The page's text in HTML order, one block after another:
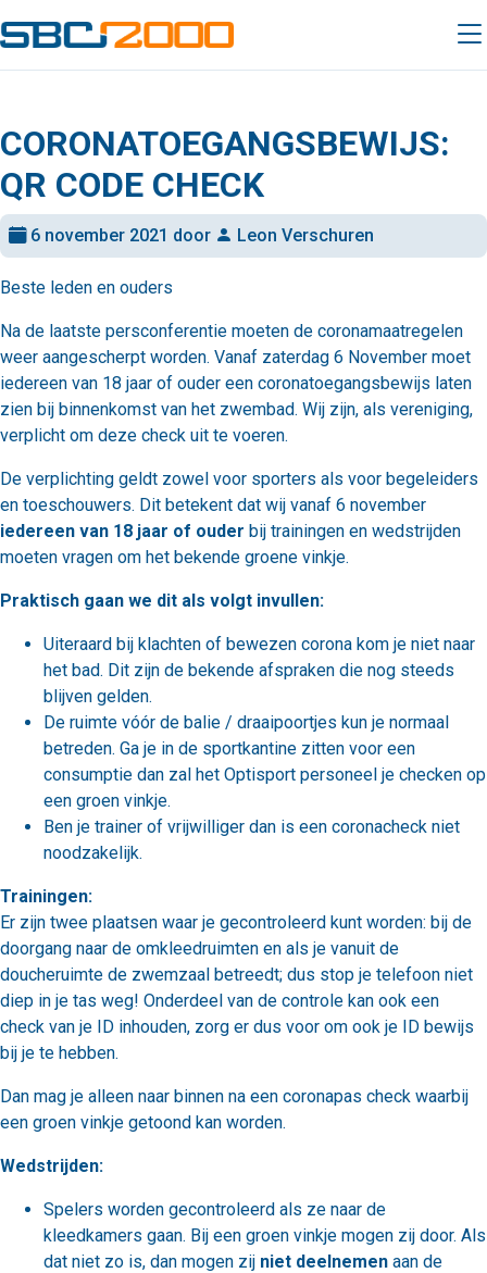
CORONATOEGANGSBEWIJS:
QR CODE CHECK
6 november 2021 door Leon Verschuren
Beste leden en ouders
Na de laatste persconferentie moeten de coronamaatregelen
weer aangescherpt worden. Vanaf zaterdag 6 November moet
iedereen van 18 jaar of ouder een coronatoegangsbewijs laten
zien bij binnenkomst van het zwembad. Wij zijn, als vereniging,
verplicht om deze check uit te voeren.
De verplichting geldt zowel voor sporters als voor begeleiders
en toeschouwers. Dit betekent dat wij vanaf 6 november
iedereen van 18 jaar of ouder bij trainingen en wedstrijden
moeten vragen om het bekende groene vinkje.
Praktisch gaan we dit als volgt invullen:
Uiteraard bij klachten of bewezen corona kom je niet naar
het bad. Dit zijn de bekende afspraken die nog steeds
blijven gelden.
De ruimte vóór de balie / draaipoortjes kun je normaal
betreden. Ga je in de sportkantine zitten voor een
consumptie dan zal het Optisport personeel je checken op
een groen vinkje.
Ben je trainer of vrijwilliger dan is een coronacheck niet
noodzakelijk.
Trainingen:
Er zijn twee plaatsen waar je gecontroleerd kunt worden: bij de
doorgang naar de omkleedruimten en als je vanuit de
doucheruimte de zwemzaal betreedt; dus stop je telefoon niet
diep in je tas weg! Onderdeel van de controle kan ook een
check van je ID inhouden, zorg er dus voor om ook je ID bewijs
bij je te hebben.
Dan mag je alleen naar binnen na een coronapas check waarbij
een groen vinkje getoond kan worden.
Wedstrijden:
Spelers worden gecontroleerd als ze naar de
kleedkamers gaan. Bij een groen vinkje mogen zij door. Als
dat niet zo is, dan mogen zij niet deelnemen aan de